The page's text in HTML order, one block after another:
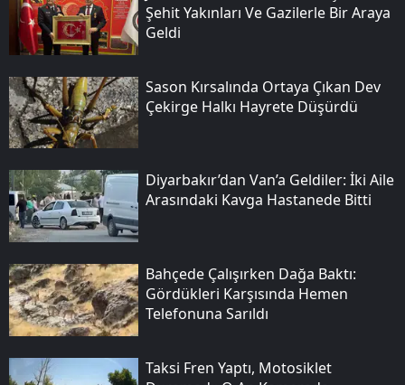
Şehit Yakınları Ve Gazilerle Bir Araya
Geldi
Sason Kırsalında Ortaya Çıkan Dev
Çekirge Halkı Hayrete Düşürdü
Diyarbakır’dan Van’a Geldiler: İki Aile
Arasındaki Kavga Hastanede Bitti
Bahçede Çalışırken Dağa Baktı:
Gördükleri Karşısında Hemen
Telefonuna Sarıldı
Taksi Fren Yaptı, Motosiklet